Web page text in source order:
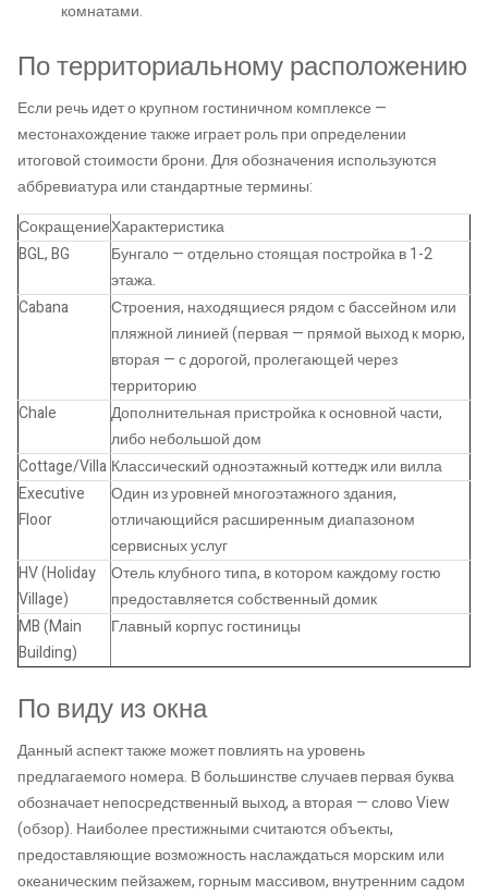
комнатами.
По территориальному расположению
Если речь идет о крупном гостиничном комплексе —
местонахождение также играет роль при определении
итоговой стоимости брони. Для обозначения используются
аббревиатура или стандартные термины:
СокращениеХарактеристика
BGL, BG
Бунгало — отдельно стоящая постройка в 1-2
этажа.
Cabana
Строения, находящиеся рядом с бассейном или
пляжной линией (первая — прямой выход к морю,
вторая — с дорогой, пролегающей через
территорию
Chale
Дополнительная пристройка к основной части,
либо небольшой дом
Cottage/Villa Классический одноэтажный коттедж или вилла
Executive
Floor
Один из уровней многоэтажного здания,
отличающийся расширенным диапазоном
сервисных услуг
HV (Holiday
Village)
Отель клубного типа, в котором каждому гостю
предоставляется собственный домик
MB (Main
Building)
Главный корпус гостиницы
По виду из окна
Данный аспект также может повлиять на уровень
предлагаемого номера. В большинстве случаев первая буква
обозначает непосредственный выход, а вторая — слово View
(обзор). Наиболее престижными считаются объекты,
предоставляющие возможность наслаждаться морским или
океаническим пейзажем, горным массивом, внутренним садом